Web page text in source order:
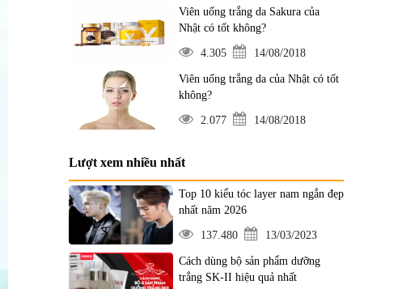
Viên uống trắng da Sakura của
Nhật có tốt không?
4.305 14/08/2018
Viên uống trắng da của Nhật có tốt
không?
2.077 14/08/2018
Lượt xem nhiều nhất
Top 10 kiểu tóc layer nam ngắn đẹp
nhất năm 2026
137.480 13/03/2023
Cách dùng bộ sản phẩm dưỡng
trắng SK-II hiệu quả nhất